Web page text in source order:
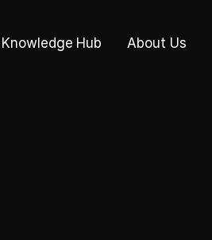
Knowledge Hub About Us